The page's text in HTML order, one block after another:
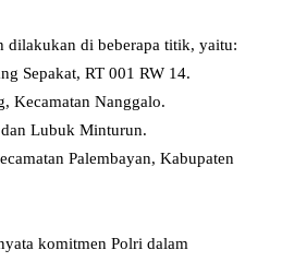
dilakukan di beberapa titik, yaitu:
Sepakat, RT 001 RW 14.
Kecamatan Nanggalo.
Lubuk Minturun.
Palembayan, Kabupaten
komitmen Polri dalam